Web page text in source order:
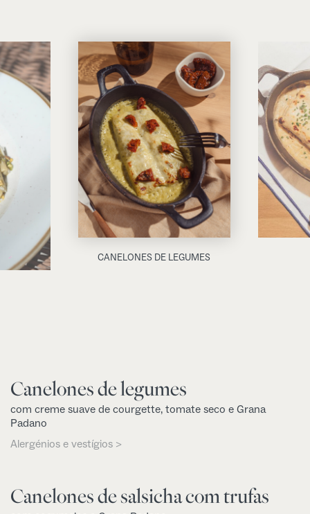
CANELONES DE LEGUMES
Canelones de legumes
com creme suave de courgette, tomate seco e Grana
Padano
Alergénios e vestígios >
Canelones de salsicha com trufas